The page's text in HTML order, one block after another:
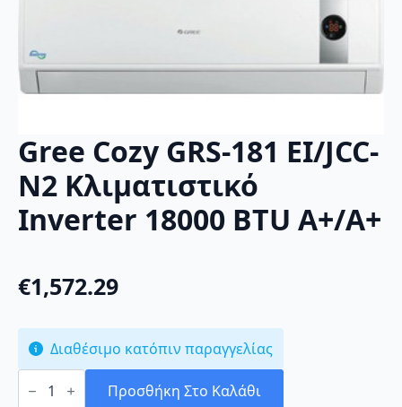
Gree Cozy GRS-181 EI/JCC-
N2 Κλιματιστικό
Inverter 18000 BTU A+/A+
€1,572.29
Διαθέσιμο κατόπιν παραγγελίας
Gree
Cozy Προσθήκη Στο Καλάθι